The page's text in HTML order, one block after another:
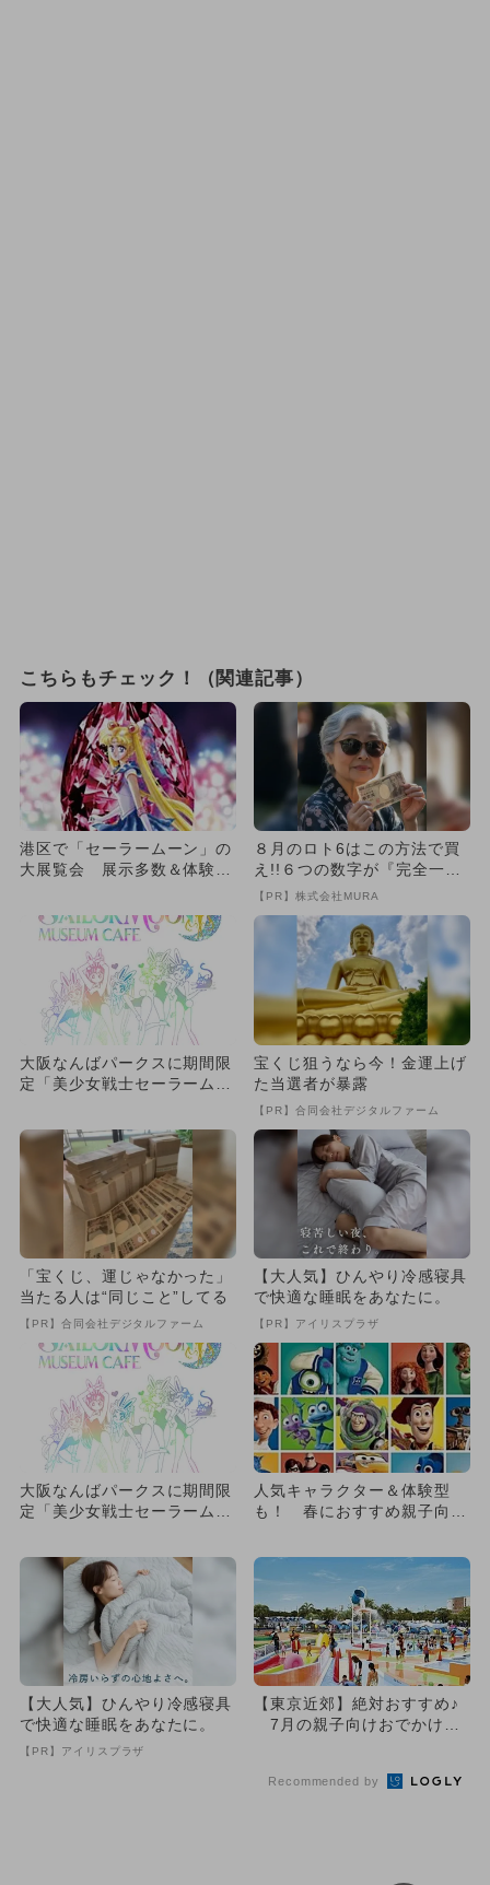
こちらもチェック！（関連記事）
港区で「セーラームーン」の
大展覧会 展示多数＆体験シ
８月のロト6はこの方法で買
え!!６つの数字が『完全一
致』する方法
【PR】株式会社MURA
大阪なんばパークスに期間限
定「美少女戦士セーラームー
宝くじ狙うなら今！金運上げ
た当選者が暴露
【PR】合同会社デジタルファーム
「宝くじ、運じゃなかった」
当たる人は“同じこと”してる
【PR】合同会社デジタルファーム
【大人気】ひんやり冷感寝具
で快適な睡眠をあなたに。
【PR】アイリスプラザ
大阪なんばパークスに期間限
定「美少女戦士セーラームー
人気キャラクター＆体験型
も！ 春におすすめ親子向け
【大人気】ひんやり冷感寝具
で快適な睡眠をあなたに。
【PR】アイリスプラザ
【東京近郊】絶対おすすめ♪
7月の親子向けおでかけ先
Recommended by